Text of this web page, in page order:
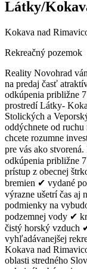
Látky/
Kokava nad
Rekreačný pozemok
Reality Novohrad
na predaj časť
odkúpenia približne
prostredí Látky-
Stolických a
oddýchnete od
chcete rozumne
pre vás ako
odkúpenia približne
prístup z obecnej
bremien ✔ vydané
výrazne ušetrí čas aj
podmienky na
podzemnej vody ✔
čistý horský vzduch
vyhľadávanejšej
Kokava nad
oblasti stredného